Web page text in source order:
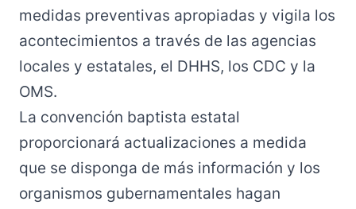
medidas preventivas apropiadas y vigila los
acontecimientos a través de las agencias
locales y estatales, el DHHS, los CDC y la
OMS.
La convención baptista estatal
proporcionará actualizaciones a medida
que se disponga de más información y los
organismos gubernamentales hagan